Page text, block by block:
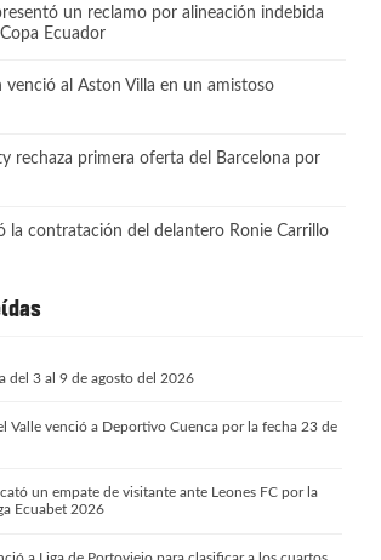
un reclamo por alineación indebida
Ecuador
venció al Aston Villa en un amistoso
rechaza primera oferta del Barcelona por
la contratación del delantero Ronie Carrillo
del 3 al 9 de agosto del 2026
Valle venció a Deportivo Cuenca por la fecha 23 de
un empate de visitante ante Leones FC por la
Ecuabet 2026